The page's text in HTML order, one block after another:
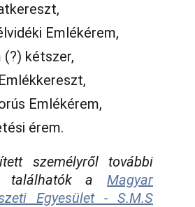
Emlékérem,
kétszer,
Emlékérem,
érem.
személyről további
találhatók a Magyar
Egyesület - S.M.S